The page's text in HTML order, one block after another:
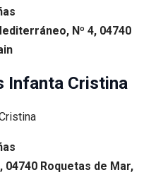
Nº 4, 04740
Infanta Cristina
Roquetas de Mar,